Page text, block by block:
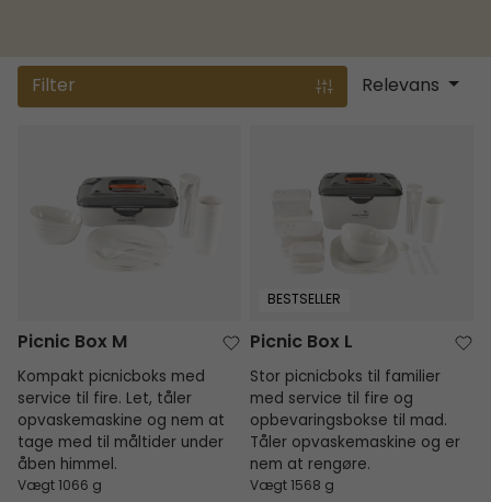
Filter Relevans
Picnic Box M
Kompakt picnicboks med
service til fire. Let, tåler
opvaskemaskine og nem at
tage med til måltider under
åben himmel.
Vægt 1066 g
BESTSELLER
Picnic Box L
Stor picnicboks til familier
med service til fire og
opbevaringsbokse til mad.
Tåler opvaskemaskine og er
nem at rengøre.
Vægt 1568 g